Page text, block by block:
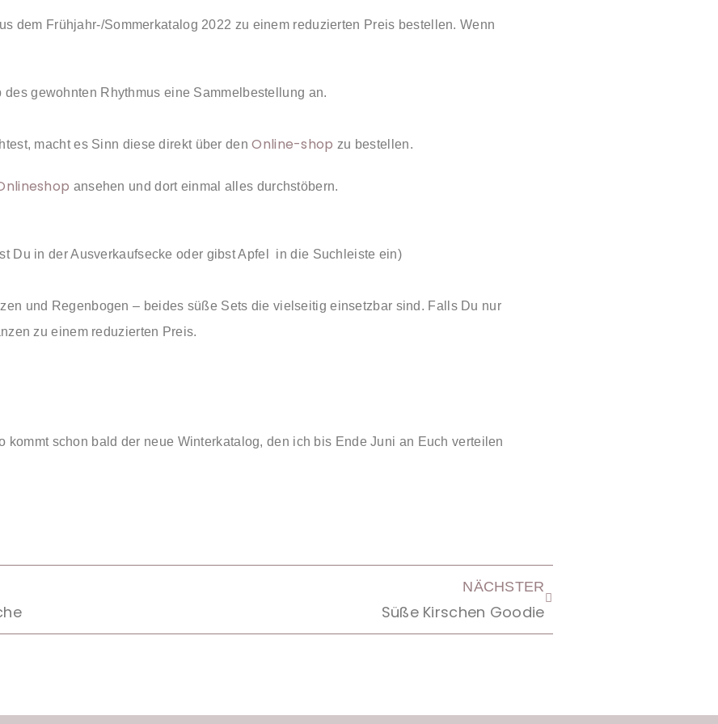
dem Frühjahr-/Sommerkatalog 2022 zu einem reduzierten Preis bestellen. Wenn
gewohnten Rhythmus eine Sammelbestellung an.
macht es Sinn diese direkt über denOnline-shop zu bestellen.
ansehen und dort einmal alles durchstöbern.
Du in der Ausverkaufsecke oder gibst Apfel in die Suchleiste ein)
und Regenbogen – beides süße Sets die vielseitig einsetzbar sind. Falls Du nur
zu einem reduzierten Preis.
kommt schon bald der neue Winterkatalog, den ich bis Ende Juni an Euch verteilen
NÄCHSTER
Süße Kirschen Goodie